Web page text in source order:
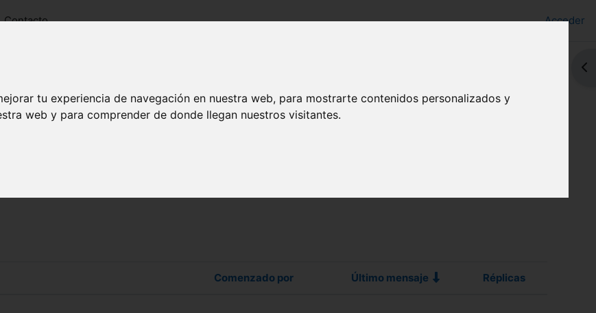
tu experiencia de navegación en nuestra web, para mostrarte contenidos personalizados y
web y para comprender de donde llegan nuestros visitantes.
Contacto Acceder
Comenzado por Último mensaje
Réplicas